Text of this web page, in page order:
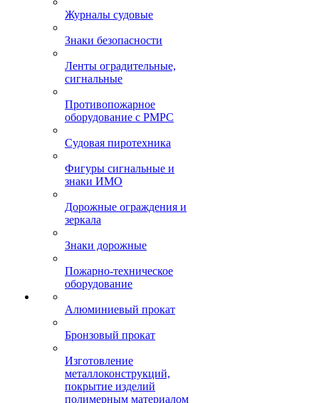
Журналы судовые
Знаки безопасности
Ленты оградительные,
сигнальные
Противопожарное
оборудование с РМРС
Судовая пиротехника
Фигуры сигнальные и
знаки ИМО
Дорожные ограждения и
зеркала
Знаки дорожные
Пожарно-техническое
оборудование
Алюминиевый прокат
Бронзовый прокат
Изготовление
металлоконструкций,
покрытие изделий
полимерным материалом